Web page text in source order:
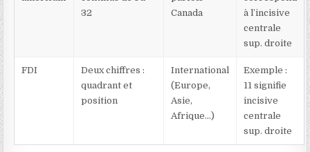
32
Canada
à l’incisive
centrale
sup. droite
FDI
Deux chiffres :
quadrant et
position
International
(Europe,
Asie,
Afrique…)
Exemple :
11 signifie
incisive
centrale
sup. droite